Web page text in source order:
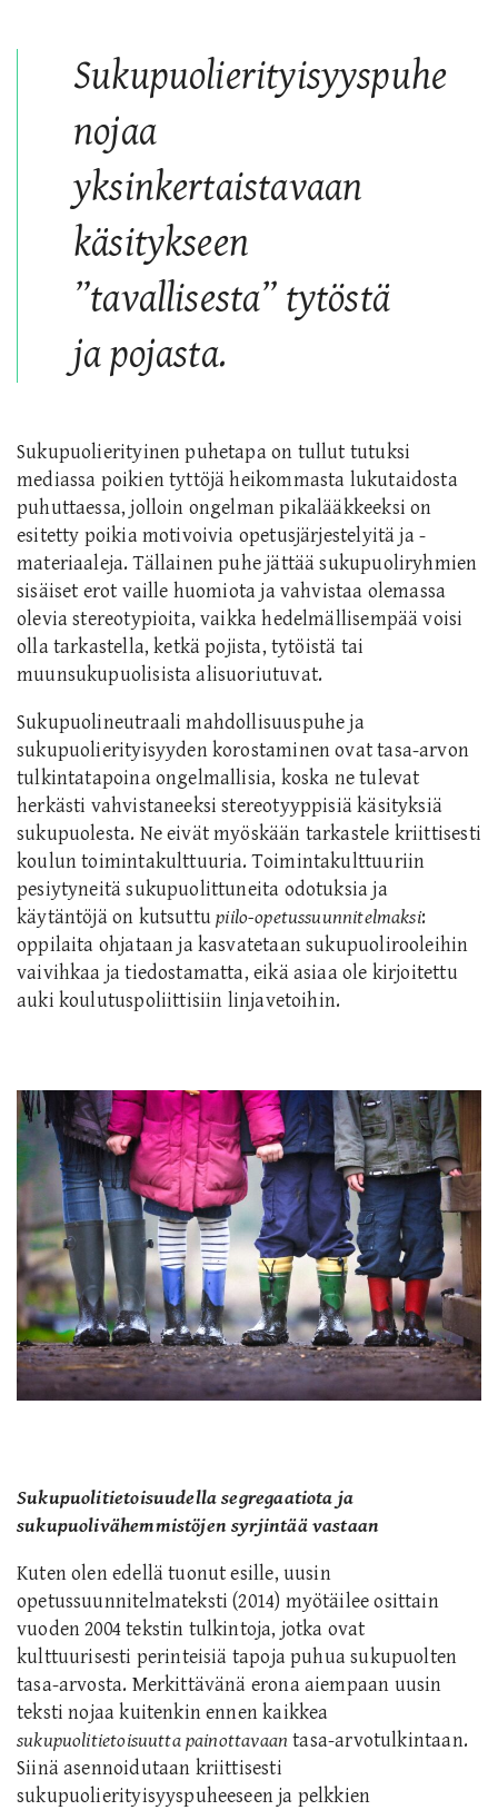
Sukupuolierityisyyspuhe
nojaa
yksinkertaistavaan
käsitykseen
”tavallisesta” tytöstä
ja pojasta.
Sukupuolierityinen puhetapa on tullut tutuksi
mediassa poikien tyttöjä heikommasta lukutaidosta
puhuttaessa, jolloin ongelman pikalääkkeeksi on
esitetty poikia motivoivia opetusjärjestelyitä ja -
materiaaleja. Tällainen puhe jättää sukupuoliryhmien
sisäiset erot vaille huomiota ja vahvistaa olemassa
olevia stereotypioita, vaikka hedelmällisempää voisi
olla tarkastella, ketkä pojista, tytöistä tai
muunsukupuolisista alisuoriutuvat.
Sukupuolineutraali mahdollisuuspuhe ja
sukupuolierityisyyden korostaminen ovat tasa-arvon
tulkintatapoina ongelmallisia, koska ne tulevat
herkästi vahvistaneeksi stereotyyppisiä käsityksiä
sukupuolesta. Ne eivät myöskään tarkastele kriittisesti
koulun toimintakulttuuria. Toimintakulttuuriin
pesiytyneitä sukupuolittuneita odotuksia ja
käytäntöjä on kutsuttupiilo-opetussuunnitelmaksi:
oppilaita ohjataan ja kasvatetaan sukupuolirooleihin
vaivihkaa ja tiedostamatta, eikä asiaa ole kirjoitettu
auki koulutuspoliittisiin linjavetoihin.
Sukupuolitietoisuudella segregaatiota ja
sukupuolivähemmistöjen syrjintää vastaan
Kuten olen edellä tuonut esille, uusin
opetussuunnitelmateksti (2014) myötäilee osittain
vuoden 2004 tekstin tulkintoja, jotka ovat
kulttuurisesti perinteisiä tapoja puhua sukupuolten
tasa-arvosta. Merkittävänä erona aiempaan uusin
teksti nojaa kuitenkin ennen kaikkea
sukupuolitietoisuutta painottavaantasa-arvotulkintaan.
Siinä asennoidutaan kriittisesti
sukupuolierityisyyspuheeseen ja pelkkien